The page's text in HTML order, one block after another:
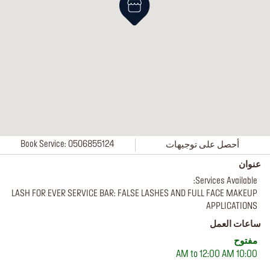
عنوان
Services Available:
LASH FOR EVER SERVICE BAR: FALSE LASHES AND FULL FACE MAKEUP
APPLICATIONS
ساعات العمل
مفتوح
10:00 AM to 12:00 AM
أحصل على توجيهات Book Service: 0506855124